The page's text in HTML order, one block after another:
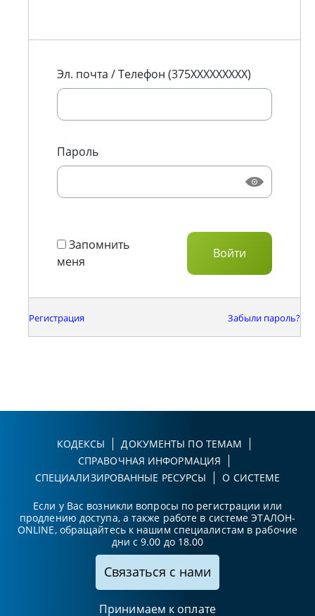
Эл. почта / Телефон (375XXXXXXXXX)
Пароль
Запомнить
меня
Регистрация Забыли пароль?
КОДЕКСЫ
ДОКУМЕНТЫ ПО ТЕМАМ
СПРАВОЧНАЯ ИНФОРМАЦИЯ
СПЕЦИАЛИЗИРОВАННЫЕ РЕСУРСЫ
О СИСТЕМЕ
Если у Вас возникли вопросы по регистрации или
продлению доступа, а также работе в системе ЭТАЛОН-
ONLINE, обращайтесь к нашим специалистам в рабочие
дни с 9.00 до 18.00
Связаться с нами
Принимаем к оплате